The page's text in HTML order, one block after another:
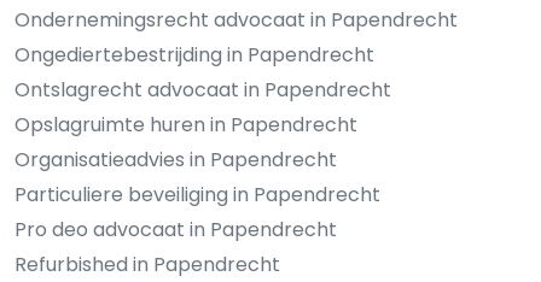
Ondernemingsrecht advocaat in Papendrecht
Ongediertebestrijding in Papendrecht
Ontslagrecht advocaat in Papendrecht
Opslagruimte huren in Papendrecht
Organisatieadvies in Papendrecht
Particuliere beveiliging in Papendrecht
Pro deo advocaat in Papendrecht
Refurbished in Papendrecht